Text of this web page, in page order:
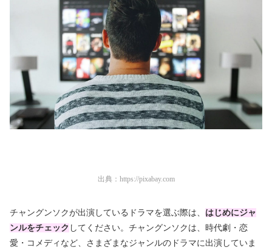
出典： https://pixabay.com
チャングンソクが出演しているドラマを選ぶ際は、 はじめにジャ
ンルをチェック してください。チャングンソクは、時代劇・恋
愛・コメディなど、さまざまなジャンルのドラマに出演していま